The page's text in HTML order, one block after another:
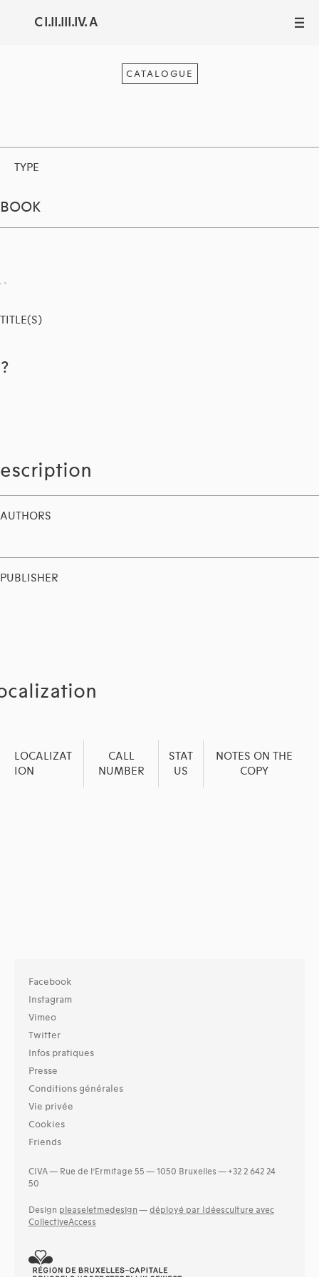
C I.II.III.IV. A III
CATALOGUE
TYPE
BOOK
TITLE(S)
AUTHORS
PUBLISHER
LOCALIZAT
ION
CALL
NUMBER
STAT
US
NOTES ON THE
COPY
Facebook
Instagram
Vimeo
Twitter
Infos pratiques
Presse
Conditions générales
Vie privée
Cookies
Friends
CIVA — Rue de l’Ermitage 55 — 1050 Bruxelles — +32 2 642 24
50
Design pleaseletmedesign — déployé par Idéesculture avec
CollectiveAccess